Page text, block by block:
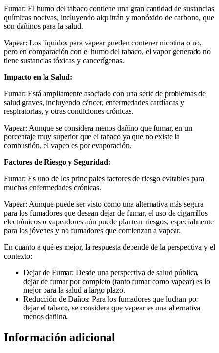
Fumar: El humo del tabaco contiene una gran cantidad de sustancias
químicas nocivas, incluyendo alquitrán y monóxido de carbono, que
son dañinos para la salud.
Vapear: Los líquidos para vapear pueden contener nicotina o no,
pero en comparación con el humo del tabaco, el vapor generado no
tiene sustancias tóxicas y cancerígenas.
Impacto en la Salud:
Fumar: Está ampliamente asociado con una serie de problemas de
salud graves, incluyendo cáncer, enfermedades cardíacas y
respiratorias, y otras condiciones crónicas.
Vapear: Aunque se considera menos dañino que fumar, en un
porcentaje muy superior que el tabaco ya que no existe la
combustión, el vapeo es por evaporación.
Factores de Riesgo y Seguridad:
Fumar: Es uno de los principales factores de riesgo evitables para
muchas enfermedades crónicas.
Vapear: Aunque puede ser visto como una alternativa más segura
para los fumadores que desean dejar de fumar, el uso de cigarrillos
electrónicos o vapeadores aún puede plantear riesgos, especialmente
para los jóvenes y no fumadores que comienzan a vapear.
En cuanto a qué es mejor, la respuesta depende de la perspectiva y el
contexto:
Dejar de Fumar: Desde una perspectiva de salud pública,
dejar de fumar por completo (tanto fumar como vapear) es lo
mejor para la salud a largo plazo.
Reducción de Daños: Para los fumadores que luchan por
dejar el tabaco, se considera que vapear es una alternativa
menos dañina.
Información adicional